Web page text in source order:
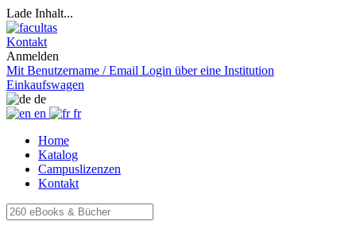
Lade Inhalt...
Kontakt
Anmelden
Mit Benutzername / Email Login über eine Institution
Einkaufswagen
de
en
fr
Home
Katalog
Campuslizenzen
Kontakt